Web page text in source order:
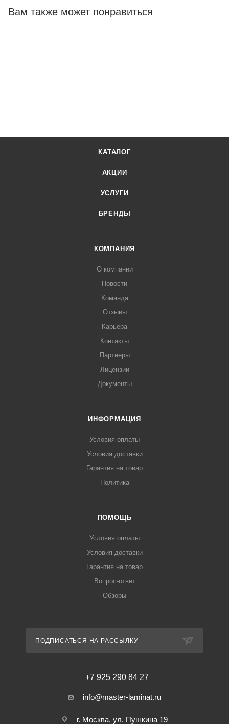
Вам также может понравиться
КАТАЛОГ
АКЦИИ
УСЛУГИ
БРЕНДЫ
КОМПАНИЯ
О компании
Новости
Команда
Отзывы
Карьера
Контакты
Партнеры
Лицензии
Документы
ИНФОРМАЦИЯ
Условия оплаты
Условия доставки
Гарантия на товар
Политика
ПОМОЩЬ
Условия оплаты
Условия доставки
Гарантия на товар
Вопрос-ответ
Обзоры
ПОДПИСАТЬСЯ НА РАССЫЛКУ
+7 925 290 84 27
info@master-laminat.ru
г. Москва, ул. Пушкина 19